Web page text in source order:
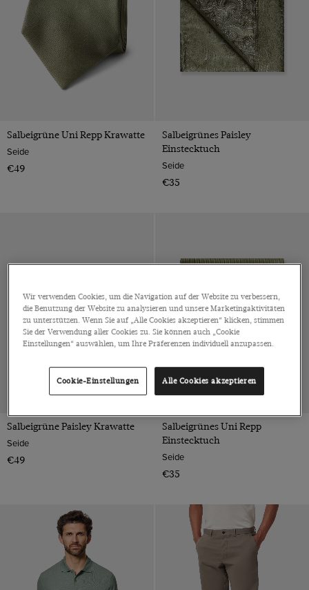
Silber
Bunt
Salbeigrüne Uni Repp Krawatte
Seide
€49
Salbeigrünes Paisley
Einstecktuch
Seide
€35
Salbeigrüne Paisley Krawatte
Seide
€49
Salbeigrünes Uni Repp
Einstecktuch
Seide
€35
Wir verwenden Cookies, um die Navigation auf der Website zu verbessern,
die Benutzung der Website zu analysieren und unsere Marketingaktivitäten
zu unterstützen. Wenn Sie auf „Alle Cookies akzeptieren“ klicken, stimmen
Sie der Verwendung aller Cookies zu. Sie können auch „Cookie
Einstellungen“ auswählen, um Ihre Präferenzen individuell anzupassen.
Cookie-Einstellungen Alle Cookies akzeptieren